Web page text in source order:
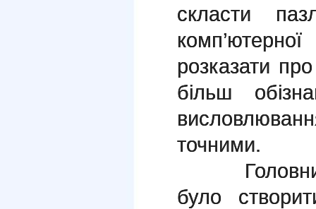
скласти
розказати
більш
точними.
Головним
було